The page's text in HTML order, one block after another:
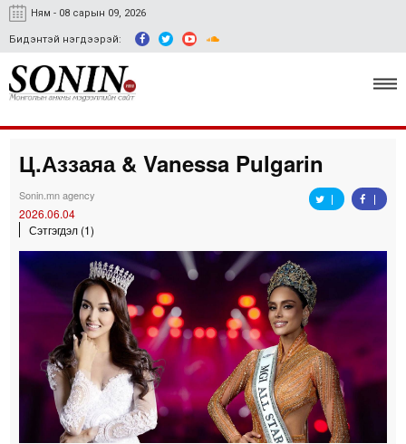
Ням - 08 сарын 09, 2026
Бидэнтэй нэгдээрэй:
Улс төр, эдийн засаг
Спорт
Easy news
Ц.Аззаяа & Vanessa Pulgarin
Sonin.mn agency
2026.06.04
Сэтгэгдэл (1)